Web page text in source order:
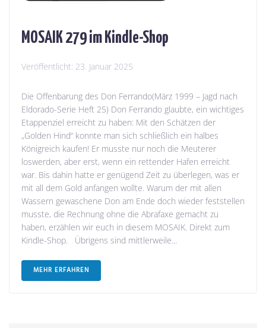
MOSAIK 279 im Kindle-Shop
Veröffentlicht: 23. Januar 2025
Die Offenbarung des Don Ferrando(März 1999 – Jagd nach
Eldorado-Serie Heft 25) Don Ferrando glaubte, ein wichtiges
Etappenziel erreicht zu haben: Mit den Schätzen der
„Golden Hind“ konnte man sich schließlich ein halbes
Königreich kaufen! Er musste nur noch die Meuterer
loswerden, aber erst, wenn ein rettender Hafen erreicht
war. Bis dahin hatte er genügend Zeit zu überlegen, was er
mit all dem Gold anfangen wollte. Warum der mit allen
Wassern gewaschene Don am Ende doch wieder feststellen
musste, die Rechnung ohne die Abrafaxe gemacht zu
haben, erzählen wir euch in diesem MOSAIK. Direkt zum
Kindle-Shop. Übrigens sind mittlerweile...
MEHR ERFAHREN